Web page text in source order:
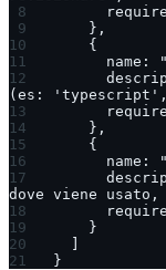
    },
    {
name:
(es:
    },
    {
name:
dove viene
    }
  ]
}